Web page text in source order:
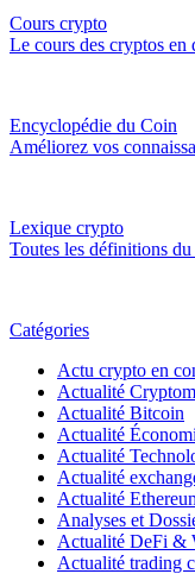
Cours crypto
Le cours des cryptos en
Encyclopédie du Coin
Améliorez vos
Lexique crypto
Toutes les définitions
Catégories
Actu crypto en
Actualité
Actualité Bitcoin
Actualité
Actualité
Actualité
Actualité
Analyses et
Actualité DeFi &
Actualité trading